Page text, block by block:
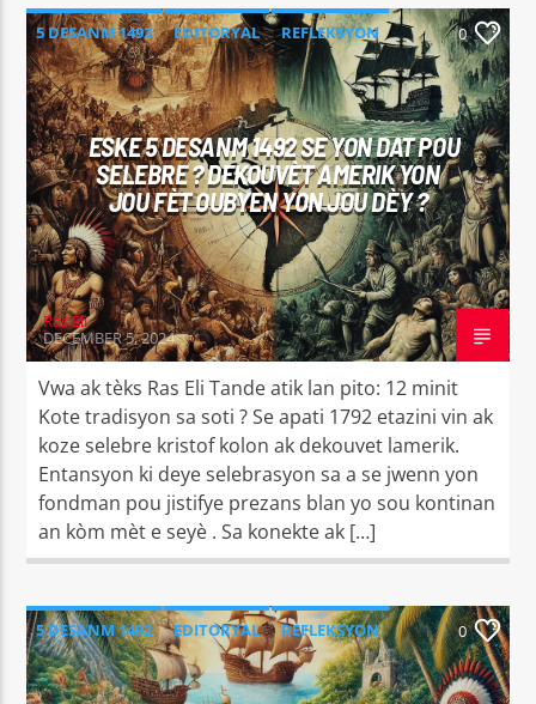
5 DESANM 1492 EDITORYAL REFLEKSYON 0
ESKE 5 DESANM 1492 SE YON DAT POU
SELEBRE ? DEKOUVÈT AMERIK YON
JOU FÈT OUBYEN YON JOU DÈY ?
Ras Eli
DECEMBER 5, 2024
Vwa ak tèks Ras Eli Tande atik lan pito: 12 minit
Kote tradisyon sa soti ? Se apati 1792 etazini vin ak
koze selebre kristof kolon ak dekouvet lamerik.
Entansyon ki deye selebrasyon sa a se jwenn yon
fondman pou jistifye prezans blan yo sou kontinan
an kòm mèt e seyè . Sa konekte ak […]
5 DESANM 1492 EDITORYAL REFLEKSYON 0